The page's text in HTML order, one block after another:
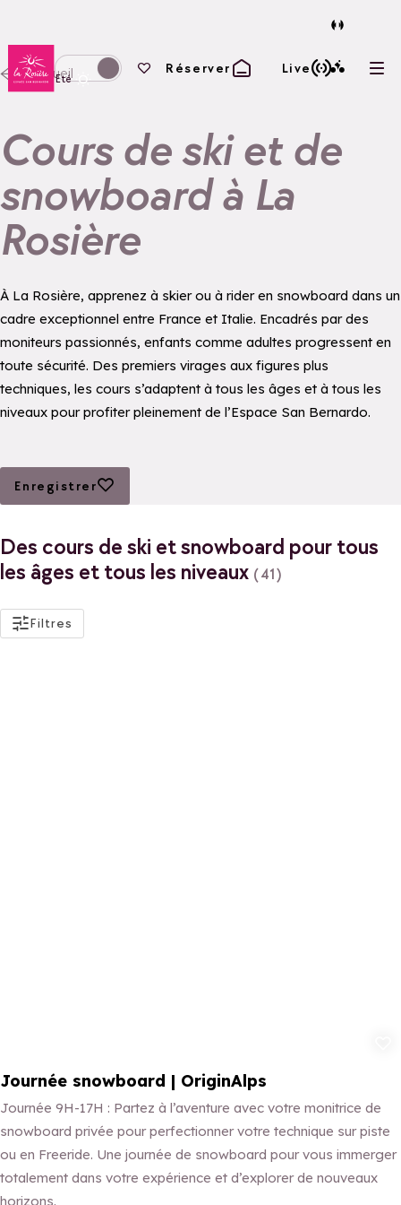
Retour à la page d'accueil
Basculer l'affichage en mode hiver
Eté
Vos favoris
Réserver Live
Accueil
Cours de ski et de
snowboard à La
Rosière
À La Rosière, apprenez à skier ou à rider en snowboard dans un
cadre exceptionnel entre France et Italie. Encadrés par des
moniteurs passionnés, enfants comme adultes progressent en
toute sécurité. Des premiers virages aux figures plus
techniques, les cours s’adaptent à tous les âges et à tous les
niveaux pour profiter pleinement de l’Espace San Bernardo.
Enregistrer
aux favoris
Des cours de ski et snowboard pour tous
les âges et tous les niveaux (41)
Filtres
actifs
Journée snowboard | OriginAlps
Journée 9H-17H : Partez à l’aventure avec votre monitrice de
snowboard privée pour perfectionner votre technique sur piste
ou en Freeride. Une journée de snowboard pour vous immerger
totalement dans votre expérience et d’explorer de nouveaux
horizons.